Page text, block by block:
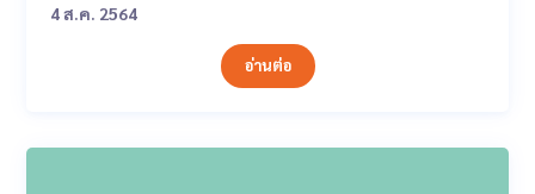
4 ส.ค. 2564
อ่านต่อ